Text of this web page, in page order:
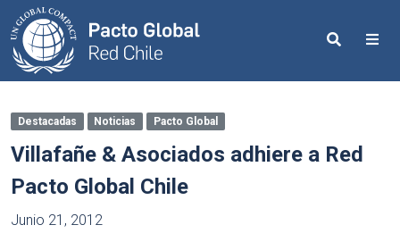
Search
Destacadas Noticias Pacto Global
Villafañe & Asociados adhiere a Red
Pacto Global Chile
Junio 21, 2012